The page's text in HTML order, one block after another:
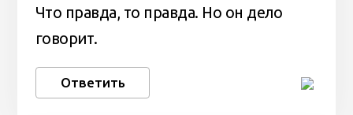
Что правда, то правда. Но он дело
говорит.
Ответить